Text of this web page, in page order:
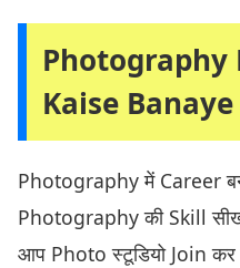
Photography
Kaise Banaye
Photography में Career
Photography की Skill
आप Photo स्टूडियो Join